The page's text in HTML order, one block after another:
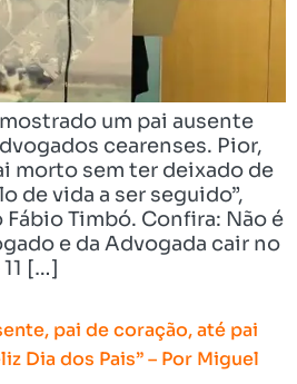
um pai ausente
cearenses. Pior,
morto sem ter deixado de
de vida a ser seguido”,
Timbó. Confira: Não é
e da Advogada cair no
[…]
pai de coração, até pai
Dia dos Pais” – Por Miguel